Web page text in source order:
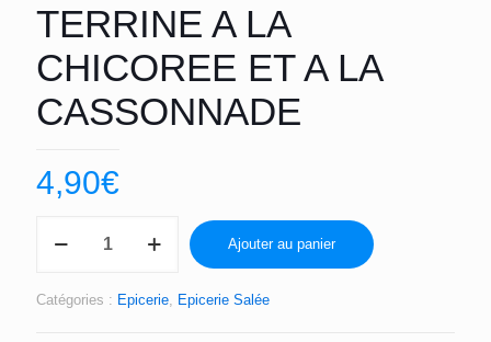
TERRINE A LA
CHICOREE ET A LA
CASSONNADE
4,90€
LA
Ajouter au panier
Catégories : Epicerie Epicerie Salée